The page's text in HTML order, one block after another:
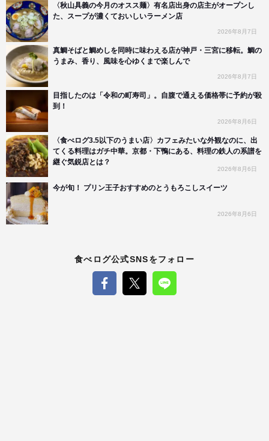
〈秋山具義の今月のオスス麺〉有名店出身の店主がオープンし
た、スープが濃くておいしいラーメン店
2026年8月7日
真鯛そばと鯛めしを同時に味わえる店が神戸・三宮に移転。鯛の
うまみ、香り、風味を心ゆくまで楽しんで
2026年8月7日
目指したのは「令和の町寿司」。自腹で通える価格帯に予約が殺
到！
2026年8月6日
〈食べログ3.5以下のうまい店〉カフェみたいな外観なのに、出
てくる料理はガチ中華。京都・下鴨にある、料理の鉄人の系譜を
継ぐ気鋭店とは？
2026年8月6日
今が旬！ プリン王子おすすめのとうもろこしスイーツ
2026年8月6日
食べログ公式SNSをフォロー